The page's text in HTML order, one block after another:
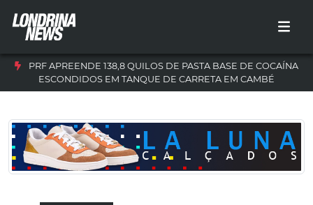
PRF APREENDE 138,8 QUILOS DE PASTA BASE DE COCAÍNA
ESCONDIDOS EM TANQUE DE CARRETA EM CAMBÉ